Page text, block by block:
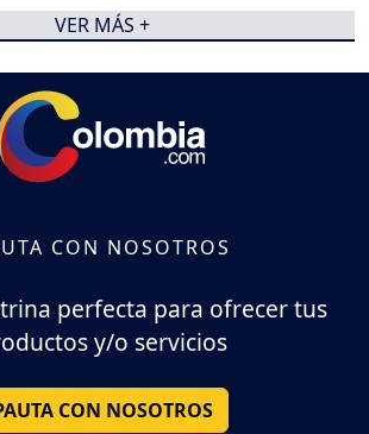
VER MÁS +
CON NOSOTROS
perfecta para ofrecer tus
y/o servicios
CON NOSOTROS